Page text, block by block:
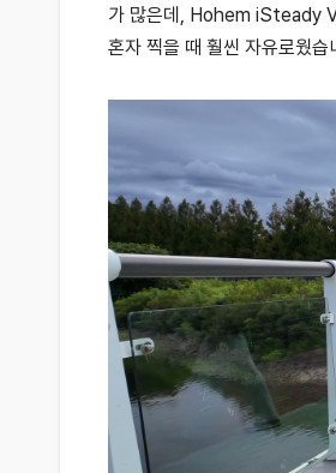
가 많은데, Hohem iSteady
혼자 찍을 때 훨씬 자유로웠습